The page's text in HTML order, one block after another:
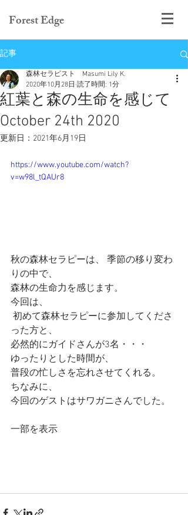
Forest Edge
記事
紅葉と森の生命を感じて
October 24th 2020
森林セラピスト Masumi Lily K.
2020年10月28日 読了時間: 1分
更新日： 2021年6月19日
https://www.youtube.com/watch?
v=w98l_tQAUr8
秋の森林セラピーは、 季節の移り変わ
りの中で、
森林の生命力を感じます。
今回は、
った方と、
必然的にガイドさんが3名・・・
ゆったりとした時間が、
普段の忙しさを忘れさせてくれる。
ちなみに、
今回のゲストはサワガニさんでした。
一部を表示